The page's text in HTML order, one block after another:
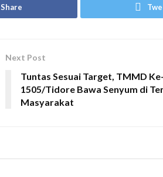
Share
Next Post
Tuntas Sesuai Target, TMMD
1505/Tidore Bawa Senyum di
Masyarakat